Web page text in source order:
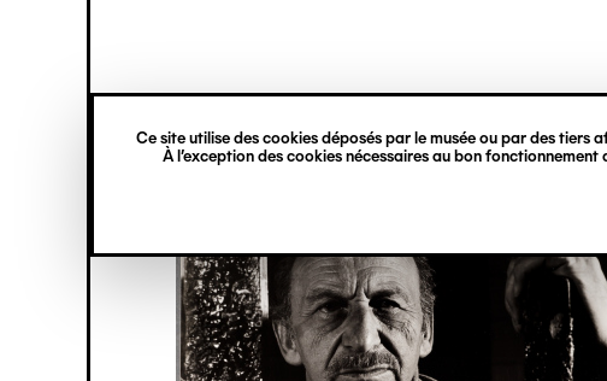
Ce site utilise des cookies déposés par le musée ou par des tiers
À l’exception des cookies nécessaires au bon
principal
verticale